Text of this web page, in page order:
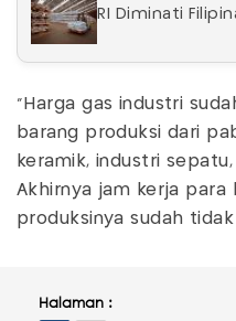
RI Diminati
“Harga gas industri
barang produksi dari
keramik, industri
Akhirnya jam kerja para
produksinya sudah tidak
Halaman :